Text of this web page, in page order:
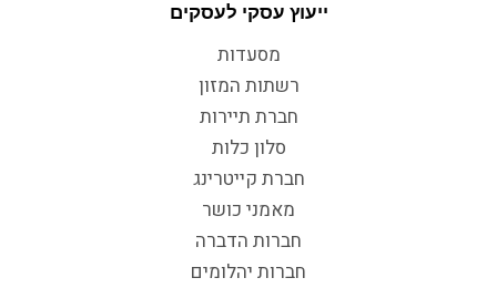
ייעוץ עסקי לעסקים
מסעדות
רשתות המזון
חברת תיירות
סלון כלות
חברת קייטרינג
מאמני כושר
חברות הדברה
חברות יהלומים